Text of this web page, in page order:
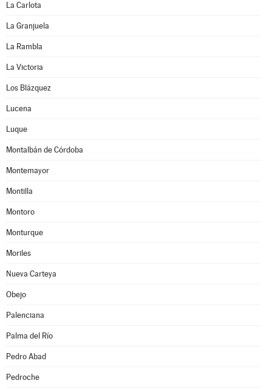
La Carlota
La Granjuela
La Rambla
La Victoria
Los Blázquez
Lucena
Luque
Montalbán de Córdoba
Montemayor
Montilla
Montoro
Monturque
Moriles
Nueva Carteya
Obejo
Palenciana
Palma del Río
Pedro Abad
Pedroche